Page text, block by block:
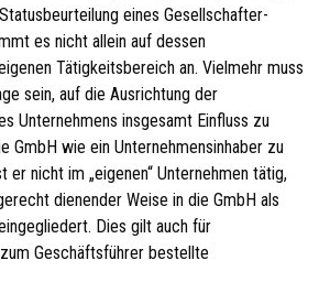
eines Gesellschafter-
es nicht allein auf dessen
Tätigkeitsbereich an. Vielmehr muss
sein, auf die Ausrichtung der
Unternehmens insgesamt Einfluss zu
GmbH wie ein Unternehmensinhaber zu
er nicht im „eigenen“ Unternehmen tätig,
dienender Weise in die GmbH als
Dies gilt auch für
Geschäftsführer bestellte